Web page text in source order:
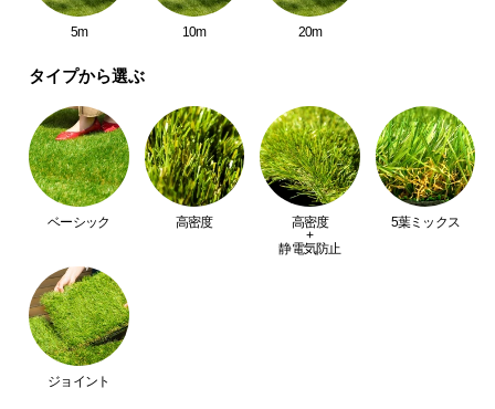
に
て
小
型
商
送
に
つ
い
て
天然芝のような風合いを一年中楽しめる。本物
志向も唸るプレミアム人工芝
緑豊かな芝は寝転びたくなるほど、ふっかふか。特
殊加工した5種の葉でグレードアップしたリアルな見
た目としっとりなめらかな質感は、五感で感じる気
持ちよさ。毎日の暮らしに美しい彩りと癒しを添え
ませんか?
5m 10m 20m
タイプから選ぶ
ベーシック 高密度
高密度
+
静電気防止
5葉ミックス
ジョイント